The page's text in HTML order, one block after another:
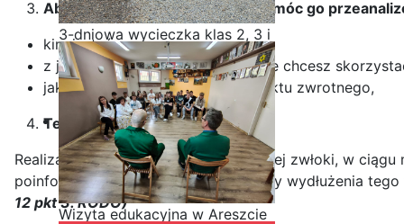
3-dniowa wycieczka klas 2, 3 i
4 technikum w Bieszczady
Wizyta edukacyjna w Areszcie
Aby móc przyjąć Twój wniosek i móc go
kim jesteś,
z jakiego prawa i w jakim zakresie chcesz
jaki jest preferowany kanał kontaktu zwrotnego,
Termin realizacji:
Realizacja wniosku nastąpi bez zbędnej zwłoki, w
poinformowany z podaniem przyczyny wydłużenia
12 pkt 3. RODO)